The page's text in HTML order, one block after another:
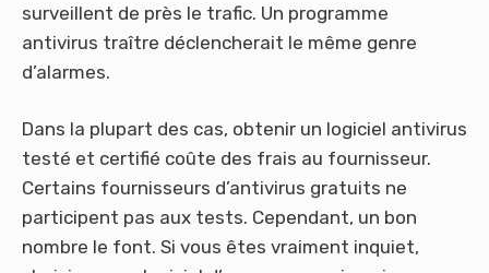
surveillent de près le trafic. Un programme
antivirus traître déclencherait le même genre
d’alarmes.
Dans la plupart des cas, obtenir un logiciel antivirus
testé et certifié coûte des frais au fournisseur.
Certains fournisseurs d’antivirus gratuits ne
participent pas aux tests. Cependant, un bon
nombre le font. Si vous êtes vraiment inquiet,